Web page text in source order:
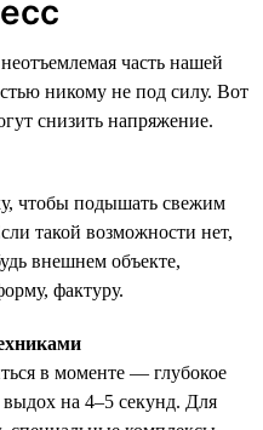
часть нашей
никому не под силу. Вот
снизить напряжение.
чтобы подышать свежим
такой возможности нет,
внешнем объекте,
фактуру.
в моменте — глубокое
на 4–5 секунд. Для